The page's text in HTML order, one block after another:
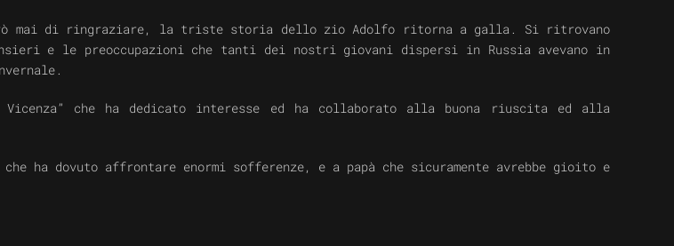
mai di ringraziare, la triste storia dello zio Adolfo ritorna a galla. Si ritrovano
e le preoccupazioni che tanti dei nostri giovani dispersi in Russia avevano in
Vicenza” che ha dedicato interesse ed ha collaborato alla buona riuscita ed alla
ha dovuto affrontare enormi sofferenze, e a papà che sicuramente avrebbe gioito e